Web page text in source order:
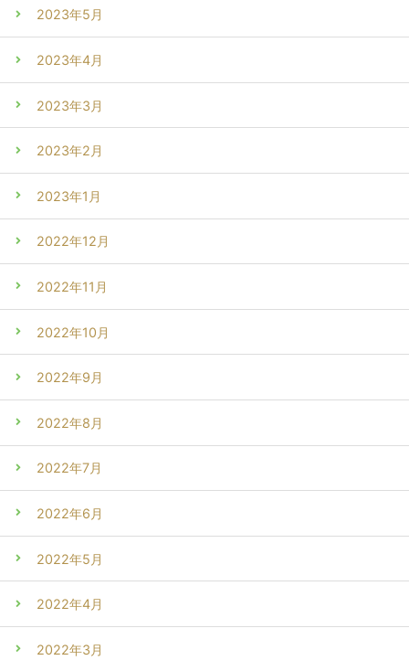
2023年5月
2023年4月
2023年3月
2023年2月
2023年1月
2022年12月
2022年11月
2022年10月
2022年9月
2022年8月
2022年7月
2022年6月
2022年5月
2022年4月
2022年3月